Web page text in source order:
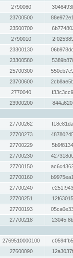
2790060
23700500
23500700
2790010
23300130
23300580
25700300
23700600
2770040
23900200
27700262
27700273
27700229
27700230
27700150
27700160
27700240
27700251
27700193
27700218
2769510000100
27600090